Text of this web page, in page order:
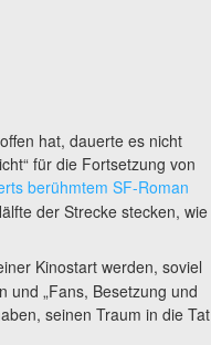
hat, dauerte es nicht
für die Fortsetzung von
berühmtem SF-Roman
der Strecke stecken, wie
Kinostart werden, soviel
und „Fans, Besetzung und
seinen Traum in die Tat